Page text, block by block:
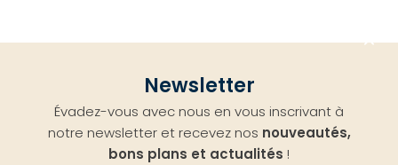
Newsletter
Évadez-vous avec nous en vous inscrivant à
notre newsletter et recevez nos nouveautés,
bons plans et actualités !